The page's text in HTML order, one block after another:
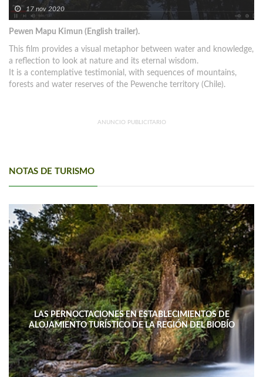
17 nov 2020
Pewen Mapu Kimun (English trailer).
This film provides a visual metaphor between water and knowledge,
a reflection to look at nature and its eternal wisdom.
It is a contemplative testimonial, with sequences of mountains,
forests and water reserves of the Pewenche territory (Chile).
ANUNCIO PUBLICITARIO
NOTAS DE TURISMO
LAS PERNOCTACIONES EN ESTABLECIMIENTOS DE
ALOJAMIENTO TURÍSTICO DE LA REGIÓN DEL BIOBÍO
DISMINUYERON 15,4% INTERANUAL